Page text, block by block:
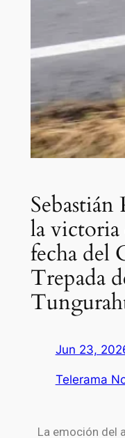
Sebastián
la victoria
fecha del
Trepada
Jun 23,
Telerama
La emoción del